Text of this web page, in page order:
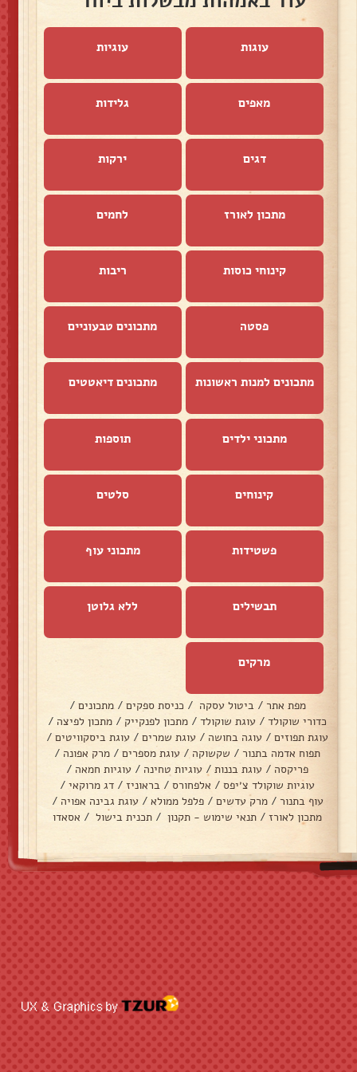
עוגות עוגיות
מאפים גלידות
דגים ירקות
מתכון לאורז לחמים
קינוחי כוסות ריבות
פסטה מתכונים טבעוניים
מתכונים למנות ראשונות מתכונים דיאטטים
מתכוני ילדים תוספות
קינוחים סלטים
פשטידות מתכוני עוף
תבשילים ללא גלוטן
מרקים
מפת אתר / ביטול עסקה / כניסת ספקים / מתכונים /
כדורי שוקולד / עוגת שוקולד / מתכון לפנקייק / מתכון לפיצה /
עוגת תפוזים / עוגה בחושה / עוגת שמרים / עוגת ביסקוויטים /
תפוח אדמה בתנור / שקשוקה / עוגת מספרים / מרק אפונה /
פריקסה / עוגת בננות / עוגיות טחינה / עוגיות חמאה /
עוגיות שוקולד צ׳יפס / אלפחורס / בראוניז / דג מרוקאי /
עוף בתנור / מרק עדשים / פלפל ממולא / עוגת גבינה אפויה /
מתכון לאורז / תנאי שימוש - תקנון / תכנית בישול / אסאדו